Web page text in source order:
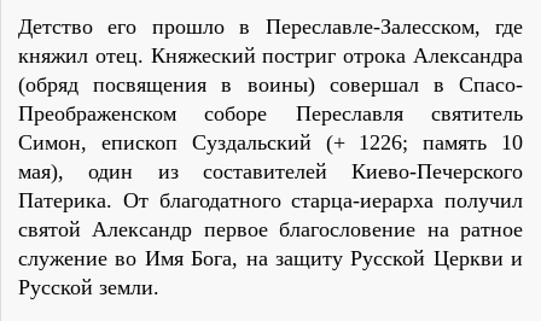
Детство его прошло в Переславле-Залесском, где
княжил отец. Княжеский постриг отрока Александра
(обряд посвящения в воины) совершал в Спасо-
Преображенском соборе Переславля святитель
Симон, епископ Суздальский (+ 1226; память 10
мая), один из составителей Киево-Печерского
Патерика. От благодатного старца-иерарха получил
святой Александр первое благословение на ратное
служение во Имя Бога, на защиту Русской Церкви и
Русской земли.